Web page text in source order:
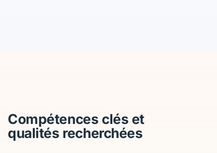
Compétences clés et
qualités recherchées